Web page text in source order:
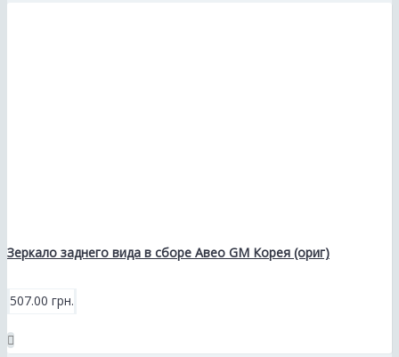
Зеркало заднего вида в сборе Авео GM Корея (ориг)
507.00 грн.